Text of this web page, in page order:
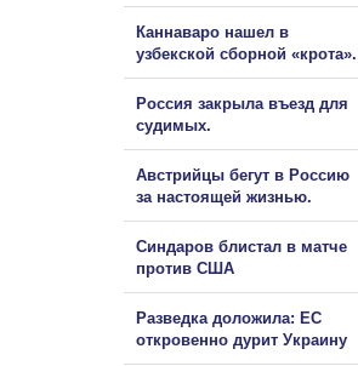
Каннаваро нашел в
узбекской сборной «крота».
Россия закрыла въезд для
судимых.
Австрийцы бегут в Россию
за настоящей жизнью.
Синдаров блистал в матче
против США
Разведка доложила: ЕС
откровенно дурит Украину